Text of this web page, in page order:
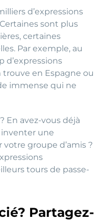
d’expressions
sont plus
certaines
Par exemple, au
d’expressions
trouve en Espagne ou
immense qui ne
En avez-vous déjà
inventer une
groupe d’amis ?
tours de passe-
Partagez-